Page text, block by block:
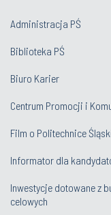
Administracja PŚ
Biblioteka PŚ
Biuro Karier
Centrum Promocji i
Film o Politechnice
Informator dla
Inwestycje dotowane z
celowych